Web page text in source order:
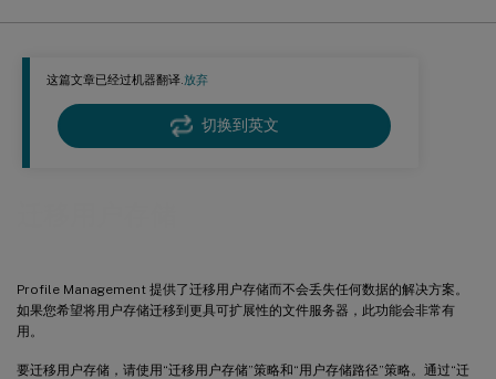
这篇文章已经过机器翻译.放弃
切换到英文
Profile Management 提供了迁移用户存储而不会丢失任何数据的解决方案。
如果您希望将用户存储迁移到更具可扩展性的文件服务器，此功能会非常有
用。
要迁移用户存储，请使用“迁移用户存储”策略和“用户存储路径”策略。通过“迁